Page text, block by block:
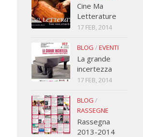
Cine Ma
Letterature
17 FEB, 2014
BLOG /EVENTI
La grande
incertezza
17 FEB, 2014
BLOG /
RASSEGNE
Rassegna
2013-2014